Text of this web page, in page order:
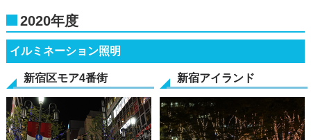
2020年度
イルミネーション照明
新宿区モア4番街 新宿アイランド